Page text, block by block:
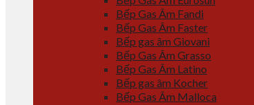
Bếp Gas Âm Fandi
Bếp Gas Âm Faster
Bếp gas âm Giovani
Bếp Gas Âm Grasso
Bếp Gas Âm Latino
Bếp gas âm Kocher
Bếp Gas Âm Malloca